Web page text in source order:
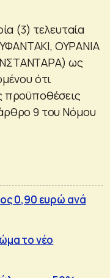
(3) τελευταία
ΟΥΡΑΝΙΑ
ως
ότι
προϋποθέσεις
9 του Νόμου
0,90 ευρώ ανά
το νέο